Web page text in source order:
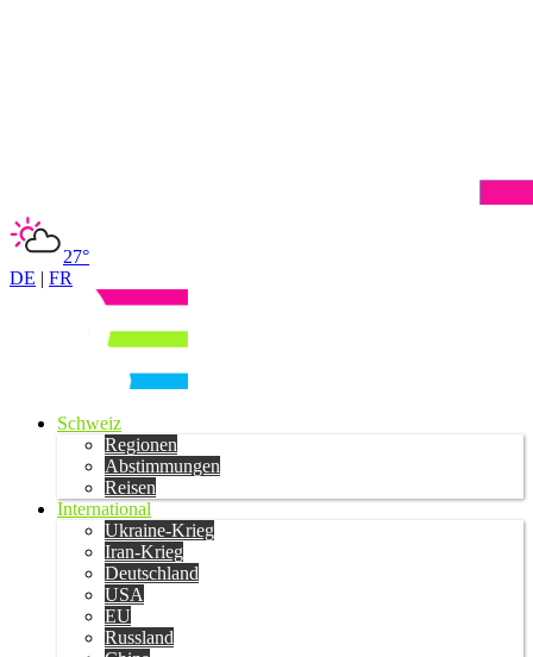
27°
DE | FR
Schweiz
Regionen
Abstimmungen
Reisen
International
Ukraine-Krieg
Iran-Krieg
Deutschland
USA
EU
Russland